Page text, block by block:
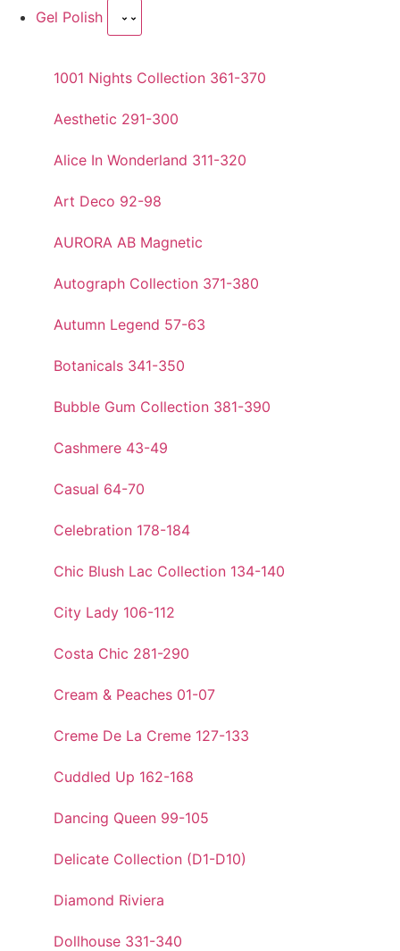
Gel Polish
1001 Nights Collection 361-370
Aesthetic 291-300
Alice In Wonderland 311-320
Art Deco 92-98
AURORA AB Magnetic
Autograph Collection 371-380
Autumn Legend 57-63
Botanicals 341-350
Bubble Gum Collection 381-390
Cashmere 43-49
Casual 64-70
Celebration 178-184
Chic Blush Lac Collection 134-140
City Lady 106-112
Costa Chic 281-290
Cream & Peaches 01-07
Creme De La Creme 127-133
Cuddled Up 162-168
Dancing Queen 99-105
Delicate Collection (D1-D10)
Diamond Riviera
Dollhouse 331-340